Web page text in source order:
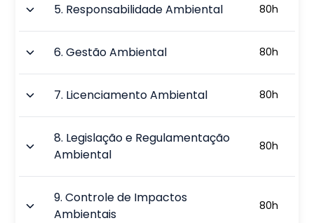
5. Responsabilidade Ambiental 80h
6.Gestão Ambiental 80h
7. Licenciamento Ambiental 80h
8. Legislação e Regulamentação
Ambiental
80h
9.Controle de Impactos
Ambientais
80h